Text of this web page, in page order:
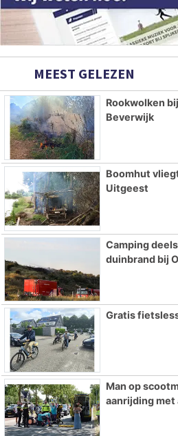
MEEST GELEZEN
Rookwolken
Beverwijk
Boomhut
Uitgeest
Camping
duinbrand bij
Gratis
Man op
aanrijding